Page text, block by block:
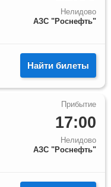
Нелидово
АЗС "Роснефть"
Найти билеты
17:00
Нелидово
АЗС "Роснефть"